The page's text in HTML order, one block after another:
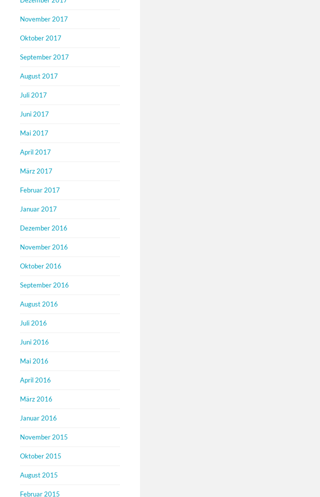
November 2017
Oktober 2017
September 2017
August 2017
Juli 2017
Juni 2017
Mai 2017
April 2017
März 2017
Februar 2017
Januar 2017
Dezember 2016
November 2016
Oktober 2016
September 2016
August 2016
Juli 2016
Juni 2016
Mai 2016
April 2016
März 2016
Januar 2016
November 2015
Oktober 2015
August 2015
Februar 2015